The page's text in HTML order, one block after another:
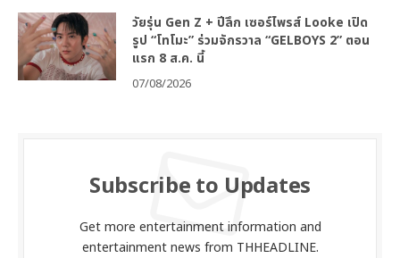
วัยรุ่น Gen Z + ปีลึก เซอร์ไพรส์ Looke เปิด
รูป “โทโมะ” ร่วมจักรวาล “GELBOYS 2” ตอน
แรก 8 ส.ค. นี้
07/08/2026
Subscribe to Updates
Get more entertainment information and
entertainment news from THHEADLINE.